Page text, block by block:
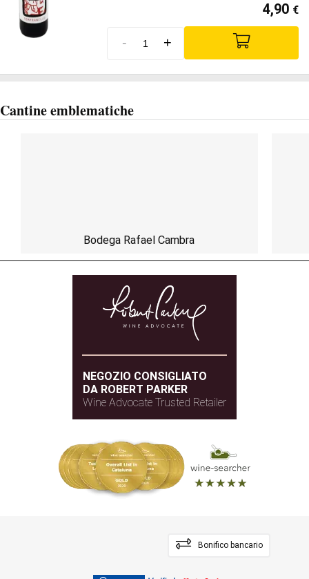
4,90 €
- +
Cantine emblematiche
Bodega Rafael Cambra
NEGOZIO CONSIGLIATO
DA ROBERT PARKER
Wine Advocate Trusted Retailer
Bonifico bancario